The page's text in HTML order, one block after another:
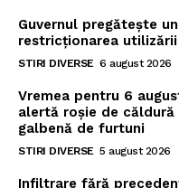
Guvernul pregătește
restricționarea
STIRI DIVERSE 6 august 2026
Vremea pentru 6
alertă roșie de
galbenă de furtuni
STIRI DIVERSE 5 august 2026
Infiltrare fără